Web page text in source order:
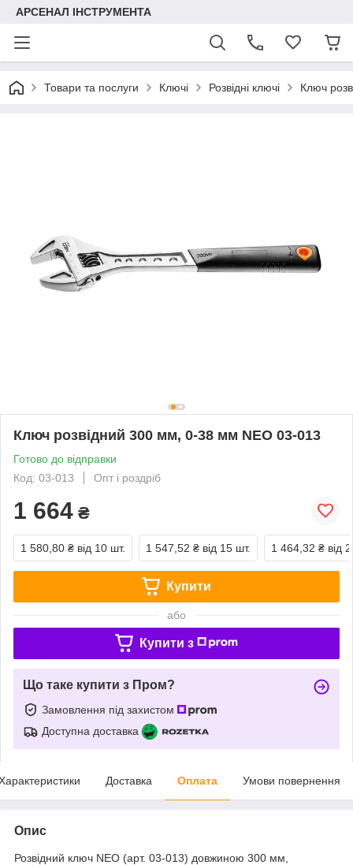
АРСЕНАЛ ІНСТРУМЕНТА
Товари та послуги Ключі Розвідні ключі Ключ
Ключ розвідний 300 мм, 0-38 мм NEO 03-013
Готово до відправки
Код: 03-013
Опт і роздріб
1 664 ₴
1 580,80 ₴ від 10 шт. 1 547,52 ₴ від 15 шт. 1 464,32 ₴ від
Купити
або
Купити з
Що таке купити з Пром?
Замовлення під захистом
Доступна доставка
Доставка Оплата Умови повернення
Опис
Розвідний ключ NEO (арт. 03-013) довжиною 300 мм,